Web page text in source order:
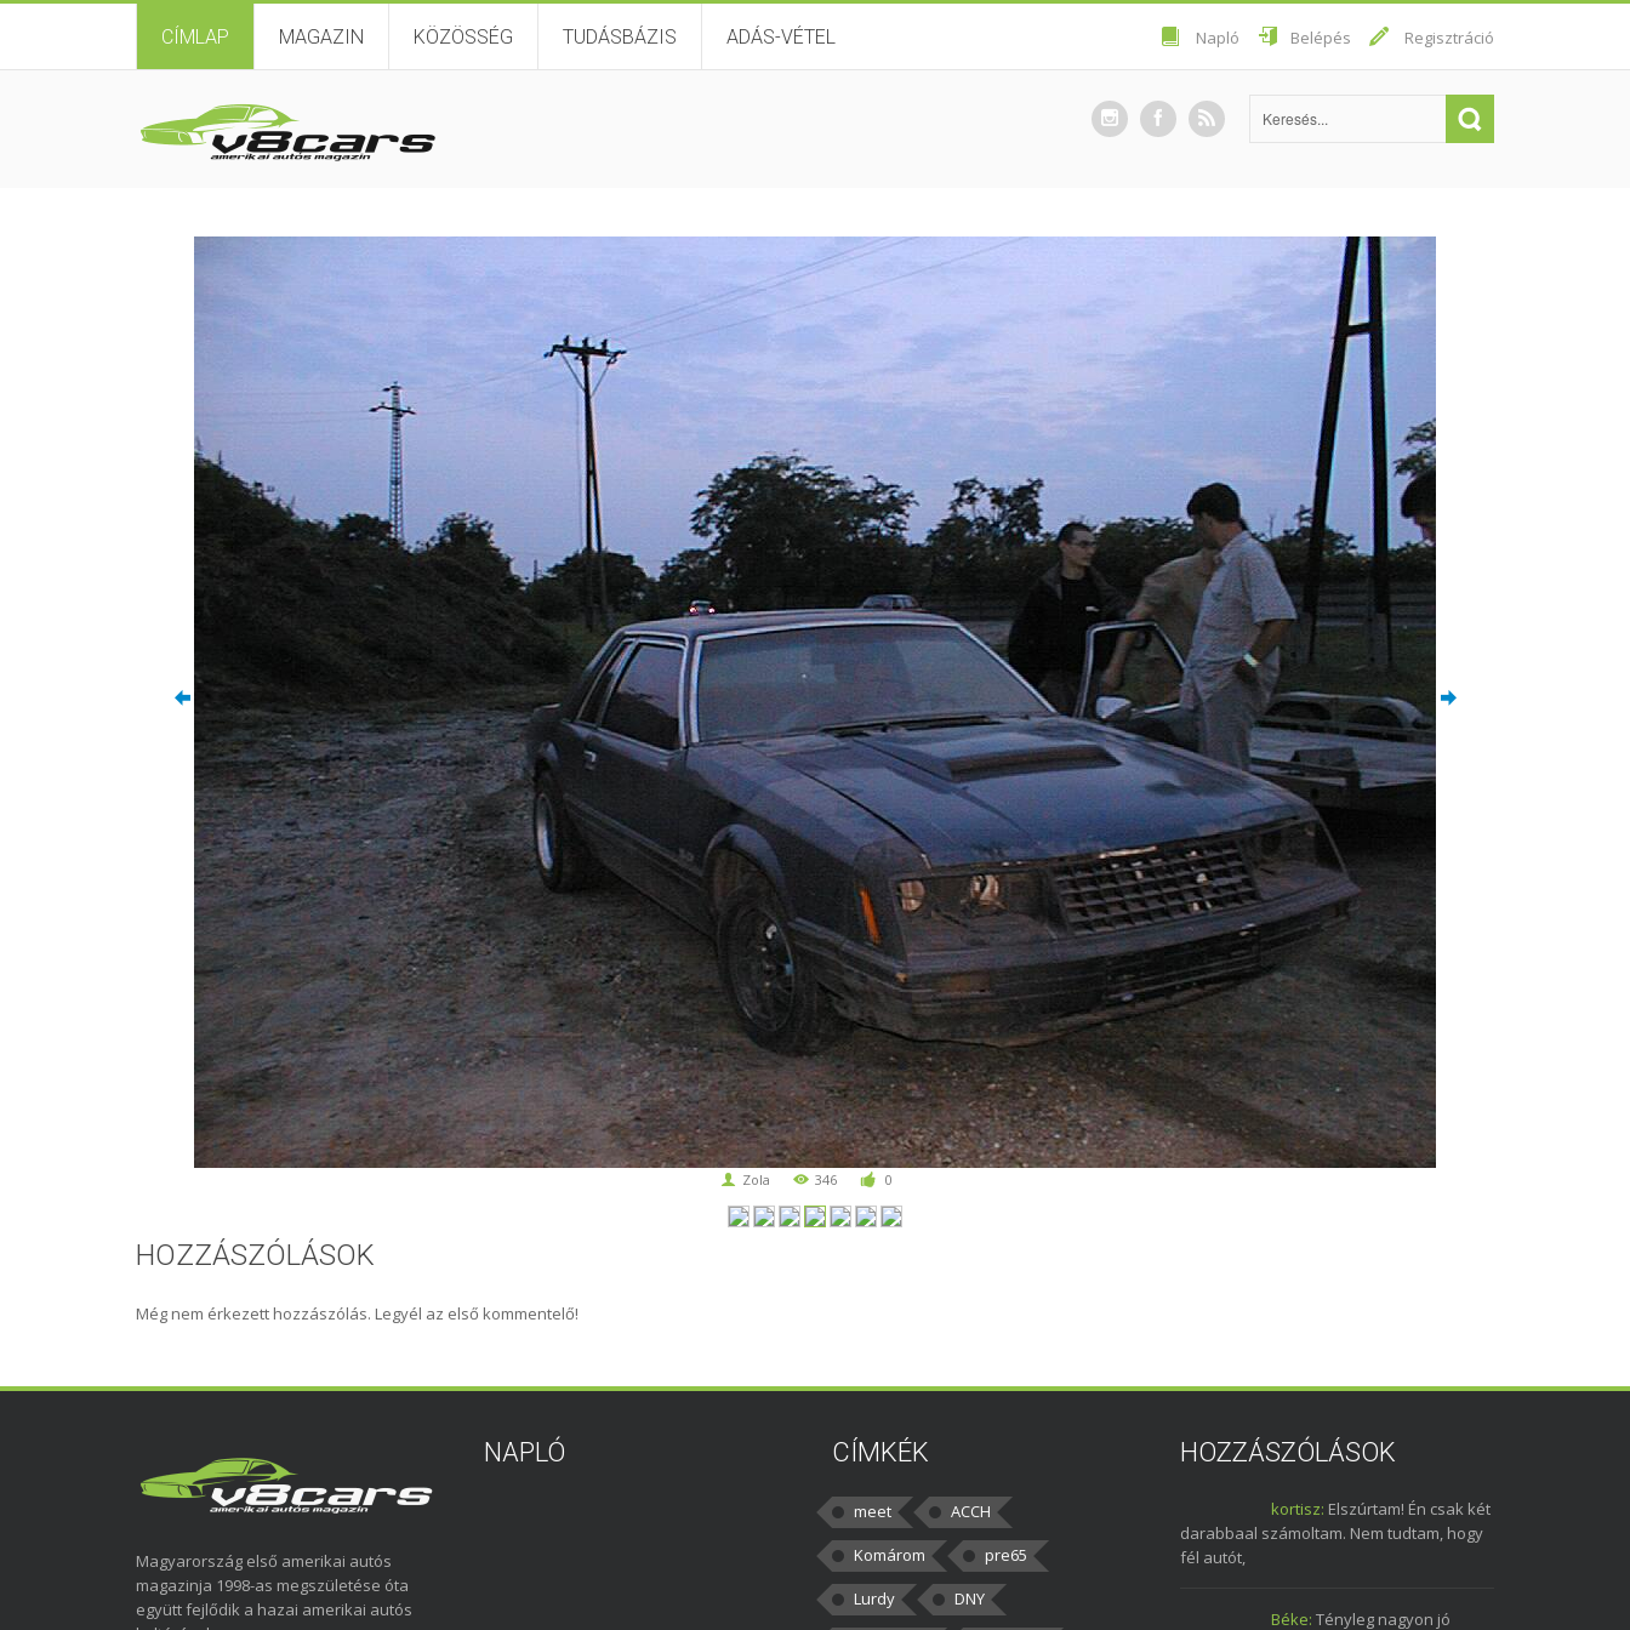
CÍMLAP MAGAZIN KÖZÖSSÉG TUDÁSBÁZIS ADÁS-VÉTEL Napló Belépés Regisztráció
Zola 346 0
HOZZÁSZÓLÁSOK
Még nem érkezett hozzászólás. Legyél az első kommentelő!
Magyarország első amerikai autós
magazinja 1998-as megszületése óta
együtt fejlődik a hazai amerikai autós
NAPLÓ CÍMKÉK
meet
ACCH
Komárom
pre65
Lurdy
DNY
HOZZÁSZÓLÁSOK
kortisz: Elszúrtam! Én csak két
darabbaal számoltam. Nem tudtam, hogy
fél autót,
Béke: Tényleg nagyon jó